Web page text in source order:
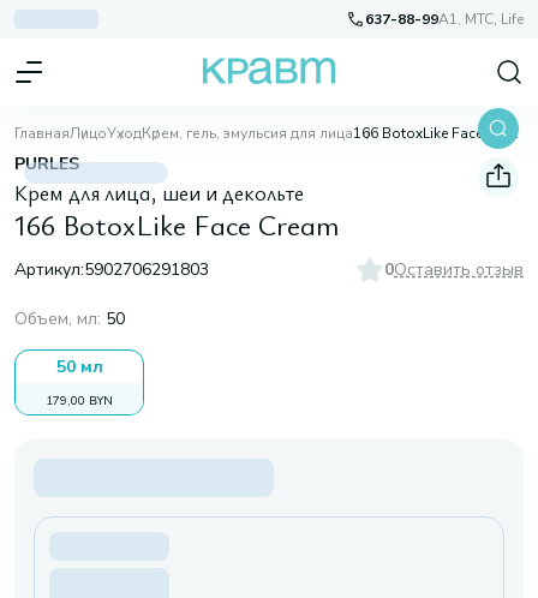
637-88-99A1, МТС, Life
ГлавнаяЛицоУходКрем, гель, эмульсия для лица 166 BotoxLike Face Cream
PURLES
Крем для лица, шеи и декольте
166 BotoxLike Face Cream
Артикул:5902706291803 0Оставить отзыв
Объем, мл: 50
50 мл
179,00 BYN